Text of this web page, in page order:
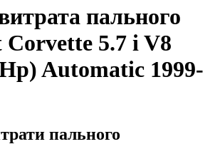
пального
Corvette 5.7 i V8
Automatic 1999-
пального